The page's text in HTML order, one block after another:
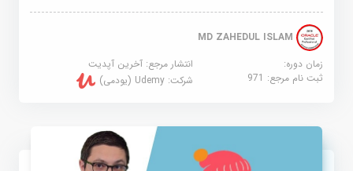
MD ZAHEDUL ISLAM
زمان دوره:
انتشار مرجع:آخرین آپدیت
ثبت نام مرجع:971 شرکت:Udemy (یودمی)